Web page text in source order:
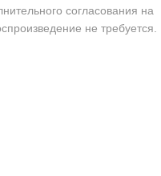
согласования на
не требуется.